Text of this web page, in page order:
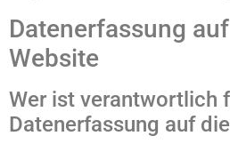
Datenerfassung
Website
Wer ist verantwortlich
Datenerfassung auf